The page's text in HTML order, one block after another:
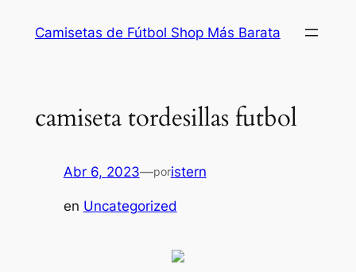
Camisetas de Fútbol Shop Más Barata
camiseta tordesillas futbol
Abr 6, 2023—poristern
en Uncategorized